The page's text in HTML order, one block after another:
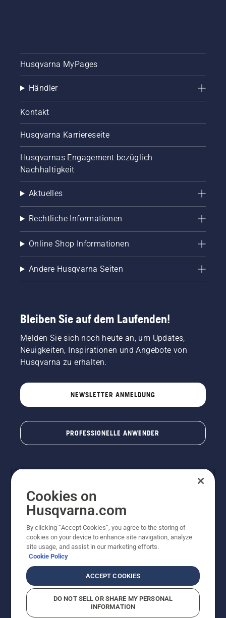
Husqvarna MyPages
Händler
Kontakt
Husqvarna Karriereseite
Husqvarnas Engagement bezüglich
Nachhaltigkeit
Aktuelles
Rechtliche Informationen
Online Shop Informationen
Andere Husqvarna Seiten
Bleiben Sie auf dem Laufenden!
Melden Sie sich noch heute an, um Updates,
Neuigkeiten, Inspirationen und Angebote von
Husqvarna zu erhalten.
NEWSLETTER ANMELDUNG
PROFESSIONELLE ANWENDER
© Husqvarna AB (publ). Alle Rechte vorbehalten. Bei
den Preisangaben handelt es sich um unverbindliche
Preisempfehlungen in Euro inkl. der gesetzlichen
Preisempfehlungen (inkl. MwSt), es sei denn sie sind für
den direkten Kauf verfügbar.
Cookie-RichtlinieNutzungsbedingungen Datenschutzerklärung
Vermutete Verstöße melden
Cookies on
Husqvarna.com
By clicking “Accept Cookies”, you agree to the storing of
cookies on your device to enhance site navigation, analyze
site usage, and assist in our marketing efforts.
Cookie Policy
ACCEPT COOKIES
DO NOT SELL OR SHARE MY PERSONAL
INFORMATION